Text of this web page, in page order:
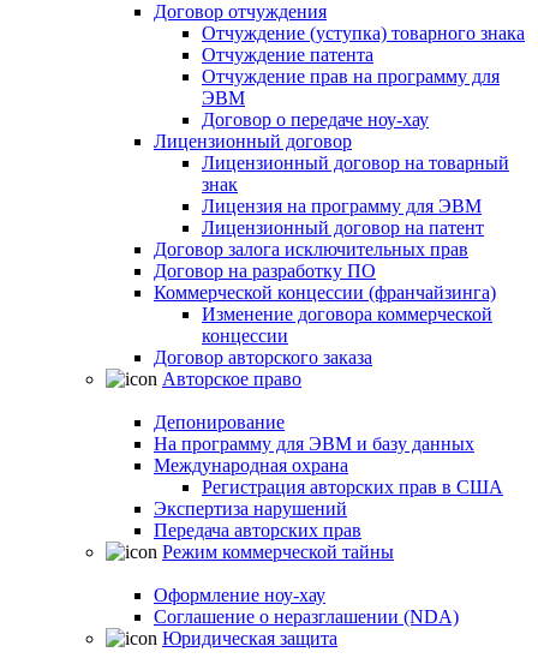
Договор отчуждения
Отчуждение (уступка) товарного знака
Отчуждение патента
Отчуждение прав на программу для
ЭВМ
Договор о передаче ноу-хау
Лицензионный договор
Лицензионный договор на товарный
знак
Лицензия на программу для ЭВМ
Лицензионный договор на патент
Договор залога исключительных прав
Договор на разработку ПО
Коммерческой концессии (франчайзинга)
Изменение договора коммерческой
концессии
Договор авторского заказа
Авторское право
Депонирование
На программу для ЭВМ и базу данных
Международная охрана
Регистрация авторских прав в США
Экспертиза нарушений
Передача авторских прав
Режим коммерческой тайны
Оформление ноу-хау
Соглашение о неразглашении (NDA)
Юридическая защита